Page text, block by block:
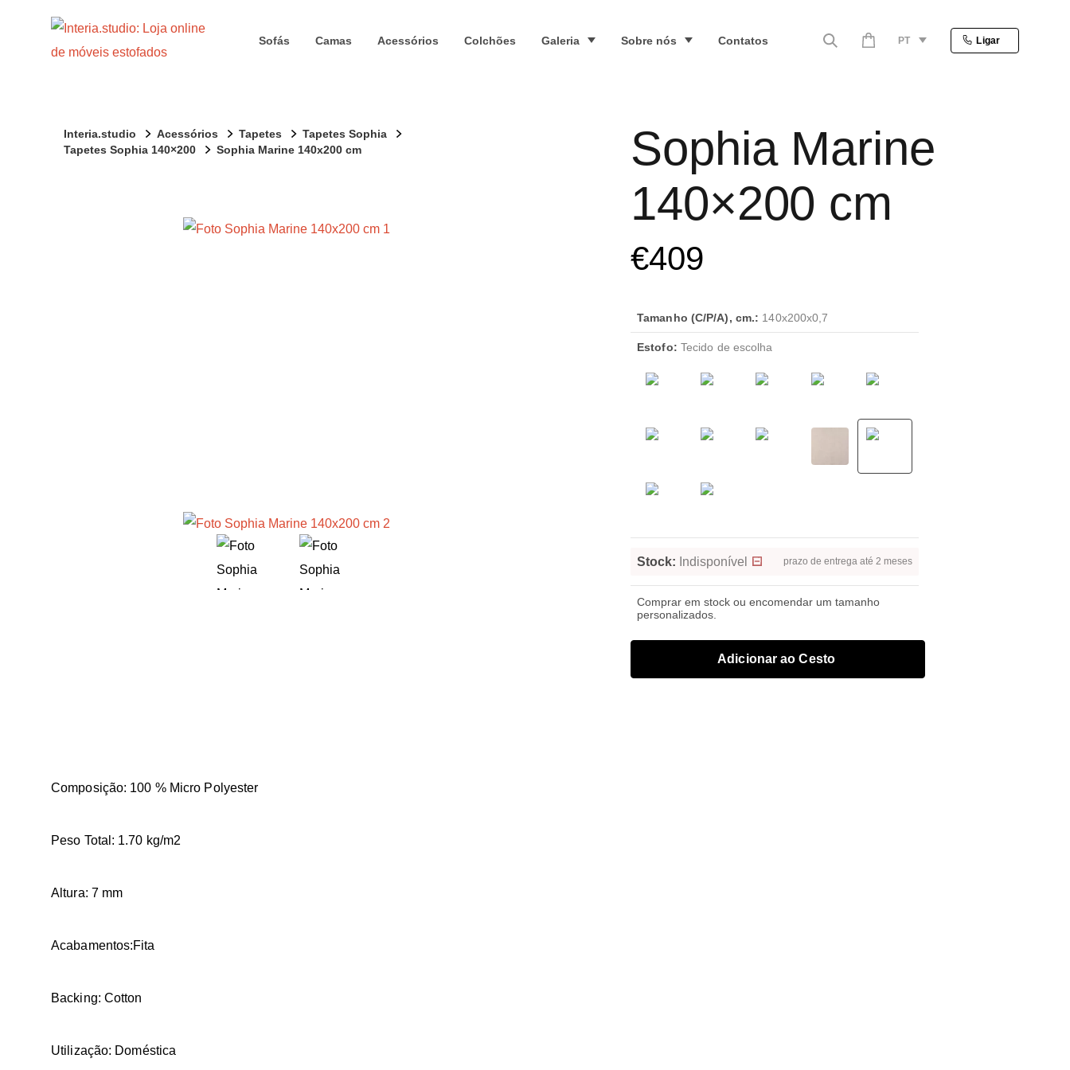
Sofás Camas Acessórios Colchões Galeria Sobre nós Contatos PT Ligar
Interia.studio Acessórios Tapetes
Tapetes Sophia
Tapetes Sophia 140×200
Sophia Marine 140x200 cm
Sophia Marine
140×200 cm
€409
Tamanho (C/P/A), cm.: 140x200x0,7
Estofo: Tecido de escolha
Stock: Indisponível prazo de entrega até 2 meses
Comprar em stock ou encomendar um tamanho
personalizados.
Adicionar ao Cesto
Composição: 100 % Micro Polyester
Peso Total: 1.70 kg/m2
Altura: 7 mm
Acabamentos:Fita
Backing: Cotton
Utilização: Doméstica